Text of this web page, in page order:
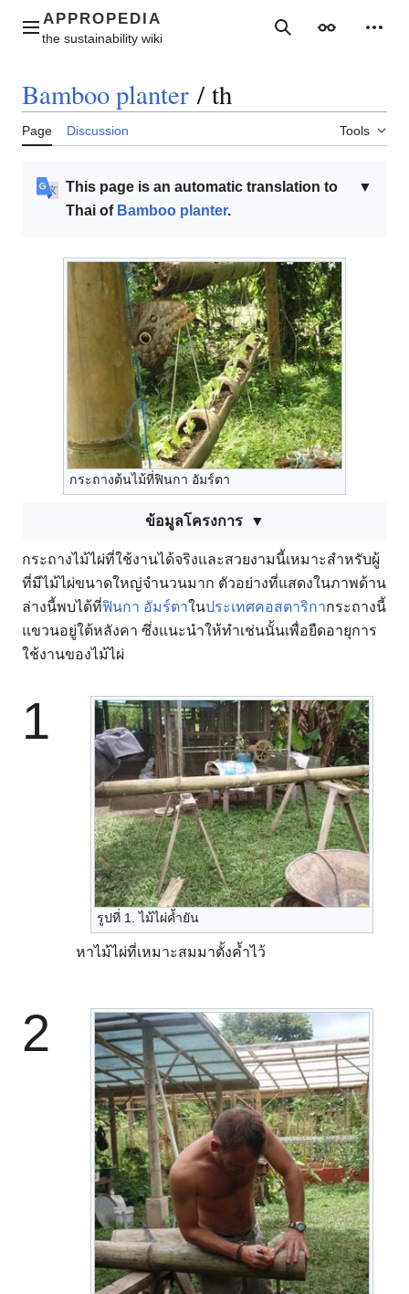
contentMain menu SearchAppearance
Bamboo planter / th
Page Discussion Tools
▼
This page is an automatic translation to
Thai of Bamboo planter.
กระถางต้นไม้ที่ฟินกา อัมร์ตา
ข้อมูลโครงการ
กระถางไม้ไผ่ที่ใช้งานได้จริงและสวยงามนี้เหมาะสำหรับผู้
ที่มีไม้ไผ่ขนาดใหญ่จำนวนมาก ตัวอย่างที่แสดงในภาพด้าน
ล่างนี้พบได้ที่ฟินกา อัมร์ตาในประเทศคอสตาริกากระถางนี้
แขวนอยู่ใต้หลังคา ซึ่งแนะนำให้ทำเช่นนั้นเพื่อยืดอายุการ
ใช้งานของไม้ไผ่
1
รูปที่ 1. ไม้ไผ่ค้ำยัน
หาไม้ไผ่ที่เหมาะสมมาตั้งค้ำไว้
2